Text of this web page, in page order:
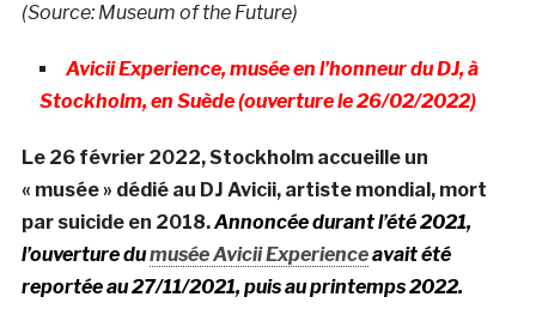
(Source: Museum of the Future)
Avicii Experience, musée en l’honneur du DJ, à
Stockholm, en Suède (ouverture le 26/02/2022)
Le 26 février 2022, Stockholm accueille un
« musée » dédié au DJ Avicii, artiste mondial, mort
par suicide en 2018.Annoncée durant l’été 2021,
l’ouverture dumusée Avicii Experienceavait été
reportée au 27/11/2021, puis au printemps 2022.